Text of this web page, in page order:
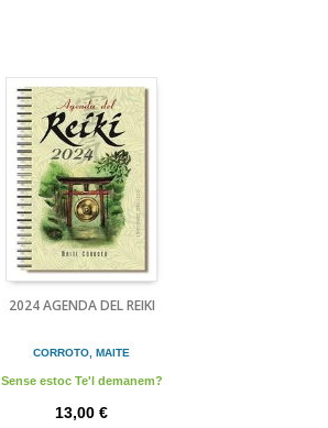
2024 AGENDA DEL REIKI
CORROTO, MAITE
Sense estoc Te'l demanem?
13,00 €